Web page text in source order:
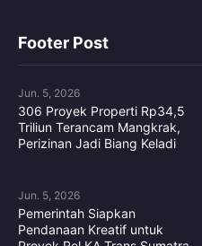
Footer Post
Jun. 5, 2026
306 Proyek Properti Rp34,5
Triliun Terancam Mangkrak,
Perizinan Jadi Biang Keladi
Jun. 5, 2026
Pemerintah Siapkan
Pendanaan Kreatif untuk